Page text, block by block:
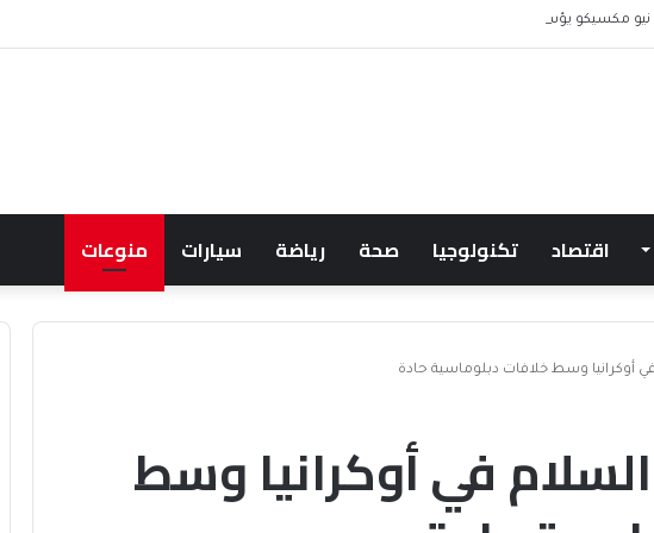
يؤسس صندوق 75 مليار دولار ويشعل جدل الإنفاق
اقتصاد تكنولوجيا صحة رياضة سيارات منوعات
أوكرانيا وسط خلافات دبلوماسية حادة
في أوكرانيا وسط